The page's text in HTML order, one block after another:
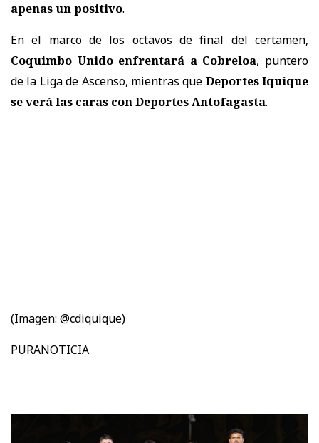
apenas un positivo.
En el marco de los octavos de final del certamen,
Coquimbo Unido enfrentará a Cobreloa, puntero
de la Liga de Ascenso, mientras que Deportes Iquique
se verá las caras con Deportes Antofagasta.
(Imagen: @cdiquique)
PURANOTICIA